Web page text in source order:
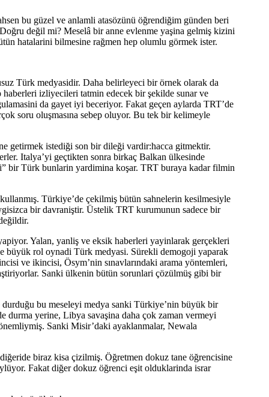
bu güzel ve anlamli atasözünü öğrendiğim günden beri
değil mi? Meselâ bir anne evlenme yaşina gelmiş kizini
hatalarini bilmesine rağmen hep olumlu görmek ister.
Türk medyasidir. Daha belirleyeci bir örnek olarak da
izliyecileri tatmin edecek bir şekilde sunar ve
da gayet iyi beceriyor. Fakat geçen aylarda TRT’de
soru oluşmasına sebep oluyor. Bu tek bir kelimeyle
getirmek istediği son bir dileği vardir:hacca gitmektir.
Italya’yi geçtikten sonra birkaç Balkan ülkesinde
bir Türk bunlarin yardimina koşar. TRT buraya kadar filmin
Türkiye’de çekilmiş bütün sahnelerin kesilmesiyle
bir davraniştir. Üstelik TRT kurumunun sadece bir
Yalan, yanliş ve eksik haberleri yayinlarak gerçekleri
büyük rol oynadi Türk medyasi. Sürekli demogoji yaparak
ve ikincisi, Ösym’nin sınavlarındaki arama yöntemleri,
Sanki ülkenin bütün sorunlari çözülmüş gibi bir
bu meseleyi medya sanki Türkiye’nin büyük bir
yerine, Libya savaşina daha çok zaman vermeyi
Sanki Misir’daki ayaklanmalar, Newala
biraz kisa çizilmiş. Öğretmen dokuz tane öğrencisine
Fakat diğer dokuz öğrenci eşit olduklarinda israr